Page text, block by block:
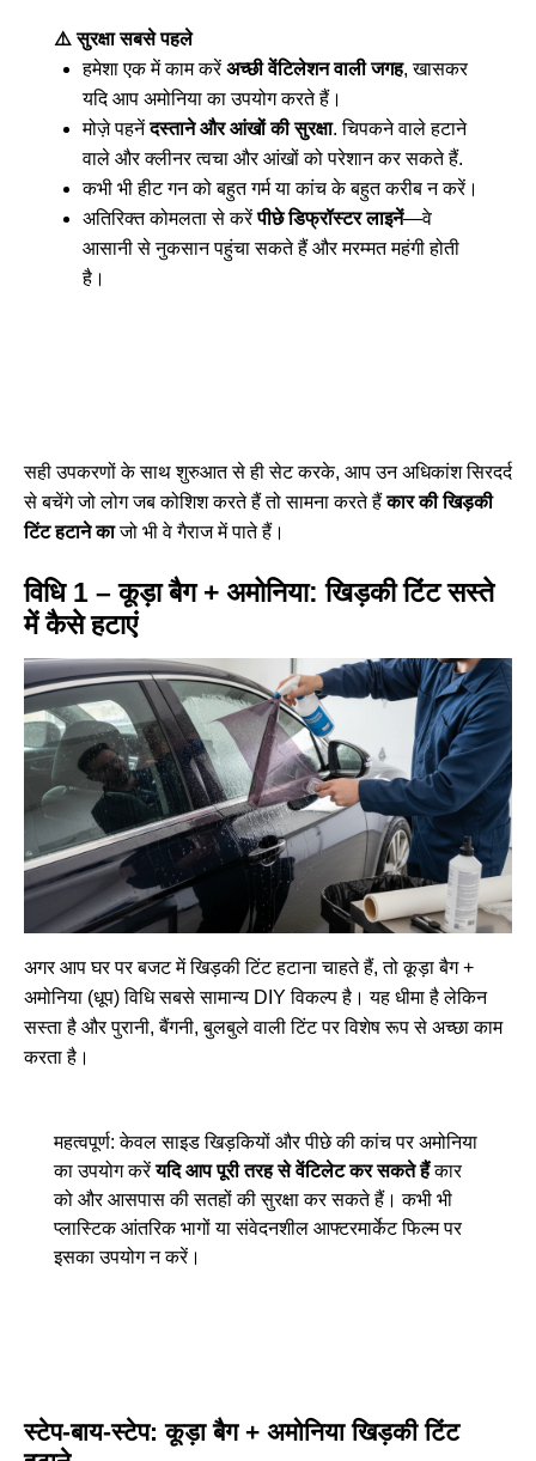
⚠️ सुरक्षा सबसे पहले
हमेशा एक में काम करेंअच्छी वेंटिलेशन वाली जगह, खासकर
यदि आप अमोनिया का उपयोग करते हैं।
मोज़े पहनेंदस्ताने और आंखों की सुरक्षा. चिपकने वाले हटाने
वाले और क्लीनर त्वचा और आंखों को परेशान कर सकते हैं.
कभी भी हीट गन को बहुत गर्म या कांच के बहुत करीब न करें।
अतिरिक्त कोमलता से करेंपीछे डिफ्रॉस्टर लाइनें—वे
आसानी से नुकसान पहुंचा सकते हैं और मरम्मत महंगी होती
है।
सही उपकरणों के साथ शुरुआत से ही सेट करके, आप उन अधिकांश सिरदर्द
से बचेंगे जो लोग जब कोशिश करते हैं तो सामना करते हैंकार की खिड़की
टिंट हटाने काजो भी वे गैराज में पाते हैं।
विधि 1 – कूड़ा बैग + अमोनिया: खिड़की टिंट सस्ते
में कैसे हटाएं
अगर आप घर पर बजट में खिड़की टिंट हटाना चाहते हैं, तो कूड़ा बैग +
अमोनिया (धूप) विधि सबसे सामान्य DIY विकल्प है। यह धीमा है लेकिन
सस्ता है और पुरानी, बैंगनी, बुलबुले वाली टिंट पर विशेष रूप से अच्छा काम
करता है।
महत्वपूर्ण: केवल साइड खिड़कियों और पीछे की कांच पर अमोनिया
का उपयोग करेंयदि आप पूरी तरह से वेंटिलेट कर सकते हैंकार
को और आसपास की सतहों की सुरक्षा कर सकते हैं। कभी भी
प्लास्टिक आंतरिक भागों या संवेदनशील आफ्टरमार्केट फिल्म पर
इसका उपयोग न करें।
स्टेप-बाय-स्टेप: कूड़ा बैग + अमोनिया खिड़की टिंट